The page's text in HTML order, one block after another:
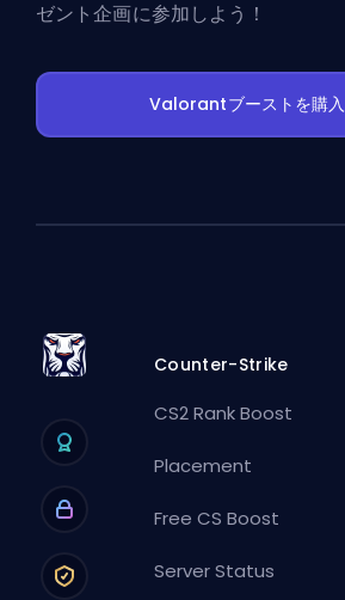
ゼント企画に参加しよう！
Valorantブーストを購入
Counter-Strike
CS2 Rank Boost
Placement
Free CS Boost
Server Status